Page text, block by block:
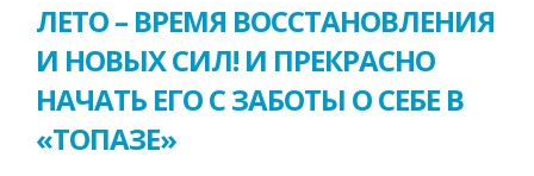
ЛЕТО – ВРЕМЯ ВОССТАНОВЛЕНИЯ
И НОВЫХ СИЛ! И ПРЕКРАСНО
НАЧАТЬ ЕГО С ЗАБОТЫ О СЕБЕ В
«ТОПАЗЕ»